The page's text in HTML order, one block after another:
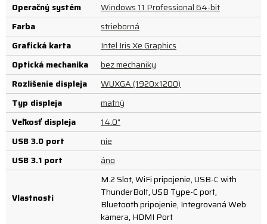
Operačný systém
Windows 11 Professional 64-bit
Farba
strieborná
Grafická karta
Intel Iris Xe Graphics
Optická mechanika
bez mechaniky
Rozlíšenie displeja
WUXGA (1920x1200)
Typ displeja
matný
Veľkosť displeja
14.0"
USB 3.0 port
nie
USB 3.1 port
áno
Vlastnosti
M.2 Slot, WiFi pripojenie, USB-C with
ThunderBolt, USB Type-C port,
Bluetooth pripojenie, Integrovaná Web
kamera, HDMI Port